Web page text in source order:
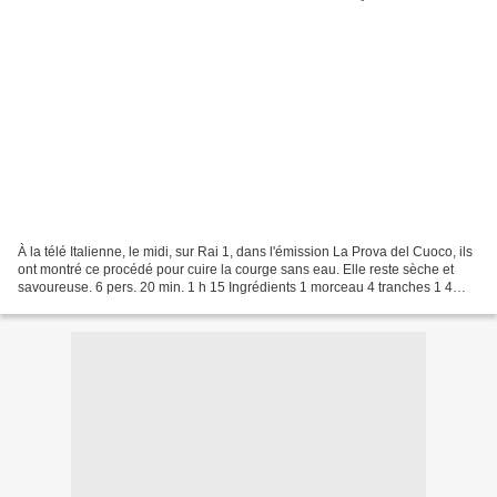
À la télé Italienne, le midi, sur Rai 1, dans l'émission La Prova del Cuoco, ils
ont montré ce procédé pour cuire la courge sans eau. Elle reste sèche et
savoureuse. 6 pers. 20 min. 1 h 15 Ingrédients 1 morceau 4 tranches 1 4